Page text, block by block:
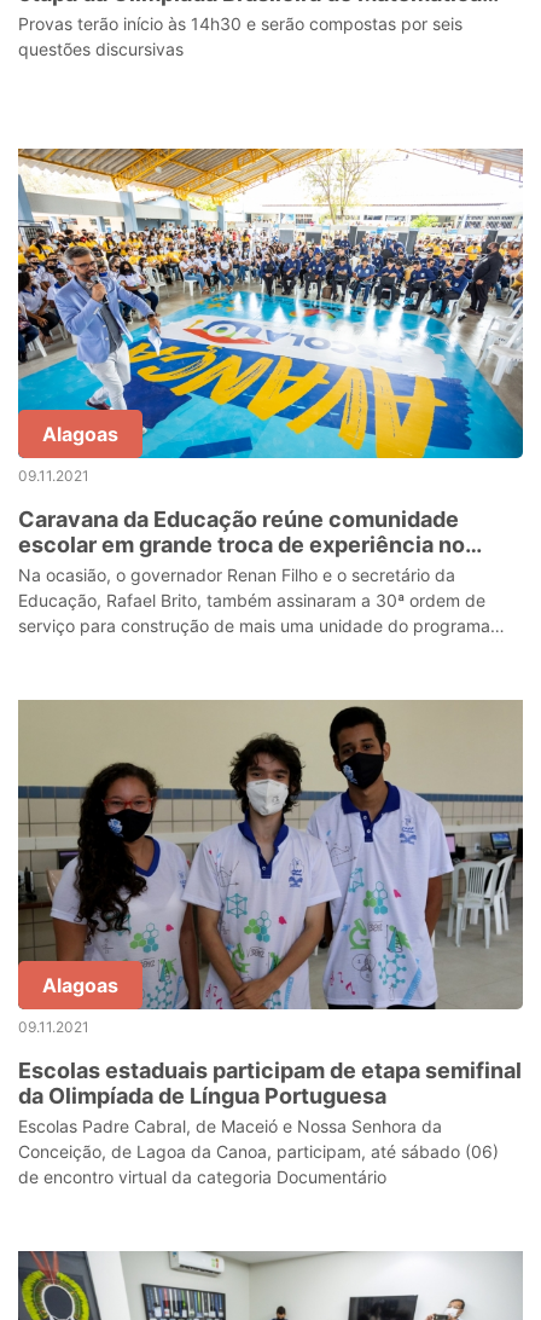
das Escolas Públicas (OBMEP)
Provas terão início às 14h30 e serão compostas por seis
questões discursivas
Alagoas
09.11.2021
Caravana da Educação reúne comunidade
escolar em grande troca de experiência no
Sertão
Na ocasião, o governador Renan Filho e o secretário da
Educação, Rafael Brito, também assinaram a 30ª ordem de
serviço para construção de mais uma unidade do programa
Alagoas
09.11.2021
Escolas estaduais participam de etapa semifinal
da Olimpíada de Língua Portuguesa
Escolas Padre Cabral, de Maceió e Nossa Senhora da
Conceição, de Lagoa da Canoa, participam, até sábado (06)
de encontro virtual da categoria Documentário